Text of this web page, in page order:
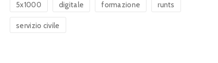
5x1000 digitale formazione runts
servizio civile